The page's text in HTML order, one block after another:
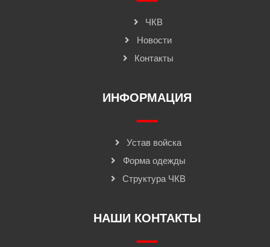
ЧКВ
Новости
Контакты
ИНФОРМАЦИЯ
Устав войска
Форма одежды
Структура ЧКВ
НАШИ КОНТАКТЫ